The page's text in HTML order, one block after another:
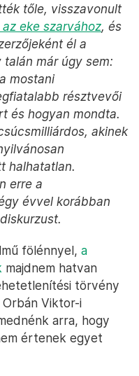
tőle, visszavonult
eke szarvához, és
él a
már úgy sem:
mostani
résztvevői
és hogyan mondta.
akinek
halhatatlan.
erre a
évvel korábban
fölénnyel, a
majdnem hatvan
törvény
Viktor-i
arra, hogy
értenek egyet